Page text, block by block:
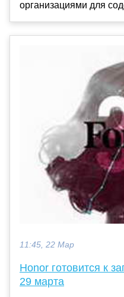
организациями для
11:45, 22 Мар
Honor готовится к
29 марта